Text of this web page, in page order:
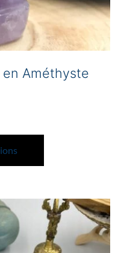
Améthyste
Ce
a
variations.
Les
options